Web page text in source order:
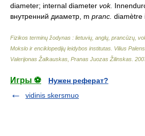
diameter; internal diameter vok.
внутренний диаметр, m pranc. diamètre
Fizikos terminų žodynas : lietuvių, anglų, prancūzų,
Mokslo ir enciklopedijų leidybos institutas Vilius
Valerijonas Žalkauskas, Pranas Juozas Žilinskas
Игры ⚽
Нужен реферат?
vidinis skersmuo